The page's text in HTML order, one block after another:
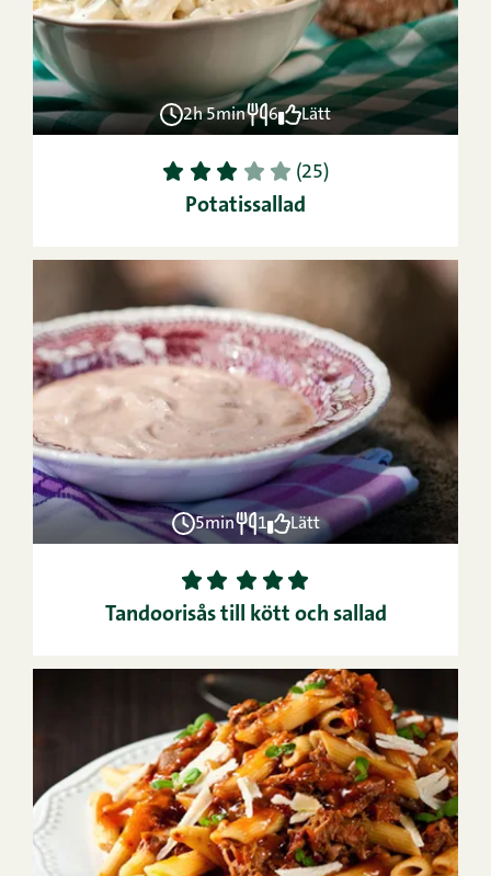
2h 5min 6 Lätt
1 2 3 4 5 (25)
Potatissallad
5min 1 Lätt
1 2 3 4
5
Tandoorisås till kött och sallad